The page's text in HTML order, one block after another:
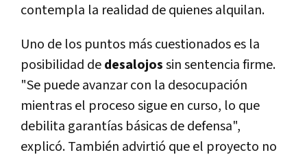
contempla la realidad de quienes alquilan.
Uno de los puntos más cuestionados es la
posibilidad dedesalojossin sentencia firme.
"Se puede avanzar con la desocupación
mientras el proceso sigue en curso, lo que
debilita garantías básicas de defensa",
explicó. También advirtió que el proyecto no